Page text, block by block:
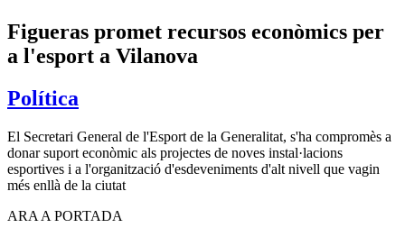
Figueras promet recursos econòmics per
a l'esport a Vilanova
Política
El Secretari General de l'Esport de la Generalitat, s'ha compromès a
donar suport econòmic als projectes de noves instal·lacions
esportives i a l'organització d'esdeveniments d'alt nivell que vagin
més enllà de la ciutat
ARA A PORTADA